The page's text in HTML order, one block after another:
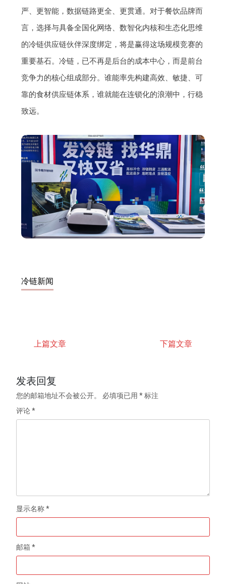
严、更智能，数据链路更全、更贯通。对于餐饮品牌而
言，选择与具备全国化网络、数智化内核和生态化思维
的冷链供应链伙伴深度绑定，将是赢得这场规模竞赛的
重要基石。冷链，已不再是后台的成本中心，而是前台
竞争力的核心组成部分。谁能率先构建高效、敏捷、可
靠的食材供应链体系，谁就能在连锁化的浪潮中，行稳
致远。
冷链新闻
上篇文章 下篇文章
发表回复
您的邮箱地址不会被公开。 必填项已用*标注
评论*
显示名称*
邮箱*